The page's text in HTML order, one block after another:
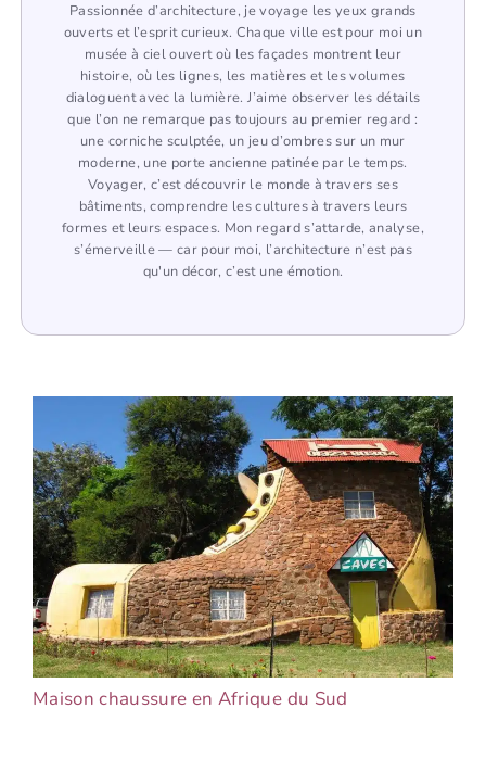
Passionnée d’architecture, je voyage les yeux grands
ouverts et l’esprit curieux. Chaque ville est pour moi un
musée à ciel ouvert où les façades montrent leur
histoire, où les lignes, les matières et les volumes
dialoguent avec la lumière. J’aime observer les détails
que l’on ne remarque pas toujours au premier regard :
une corniche sculptée, un jeu d’ombres sur un mur
moderne, une porte ancienne patinée par le temps.
Voyager, c’est découvrir le monde à travers ses
bâtiments, comprendre les cultures à travers leurs
formes et leurs espaces. Mon regard s’attarde, analyse,
s’émerveille — car pour moi, l’architecture n’est pas
qu'un décor, c’est une émotion.
Maison chaussure en Afrique du Sud